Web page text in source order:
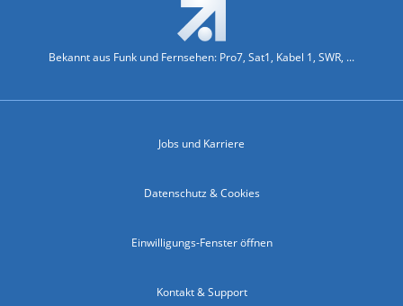
Bekannt aus Funk und Fernsehen: Pro7, Sat1, Kabel 1, SWR, ...
Jobs und Karriere
Datenschutz & Cookies
Einwilligungs-Fenster öffnen
Kontakt & Support